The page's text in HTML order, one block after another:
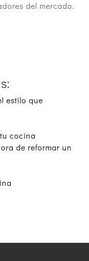
del mercado.
estilo que
cocina
de reformar un